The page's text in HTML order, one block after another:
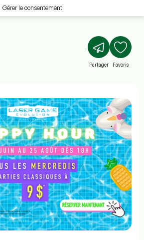
Gérer le consentement
Partager Favoris